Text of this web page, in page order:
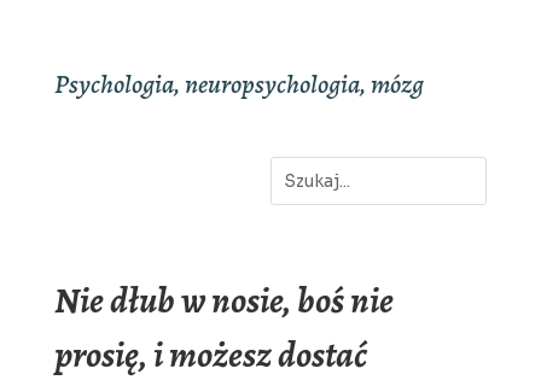
Psychologia, neuropsychologia, mózg
Nie dłub w nosie, boś nie
prosię, i możesz dostać